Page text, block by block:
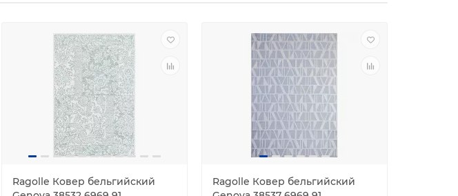
Ragolle Ковер бельгийский
Ragolle Ковер бельгийский